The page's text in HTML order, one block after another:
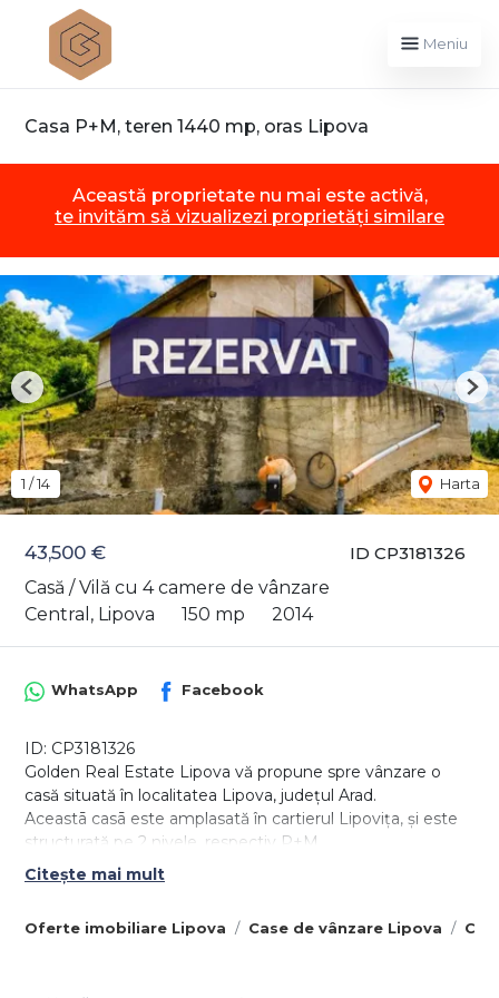
Meniu
Casa P+M, teren 1440 mp, oras Lipova
Această proprietate nu mai este activă,
te invităm să vizualizezi proprietăți similare
ID CP3181326
43,500 €
Casă / Vilă cu 4 camere de vânzare
Central, Lipova
150 mp 2014
1 /14 Harta
Previous
Oferte imobiliare Lipova Case de vânzare Lipova
WhatsApp Facebook
ID: CP3181326
Golden Real Estate Lipova vă propune spre vânzare o
casă situată în localitatea Lipova, județul Arad.
Aceastā casā este amplasată în cartierul Lipovița, și este
structurată pe 2 nivele, respectiv P+M.
La parter existā un hol spațios care decomandează
intrările înspre cele 2 dormitoare și living, precum si între
La mansardă intrarea se face pe exterior, pe o scară de
Citește mai mult